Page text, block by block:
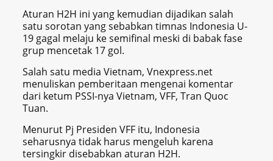
Aturan H2H ini yang kemudian dijadikan salah
satu sorotan yang sebabkan timnas Indonesia U-
19 gagal melaju ke semifinal meski di babak fase
grup mencetak 17 gol.
Salah satu media Vietnam, Vnexpress.net
menuliskan pemberitaan mengenai komentar
dari ketum PSSI-nya Vietnam, VFF, Tran Quoc
Tuan.
Menurut Pj Presiden VFF itu, Indonesia
seharusnya tidak harus mengeluh karena
tersingkir disebabkan aturan H2H.